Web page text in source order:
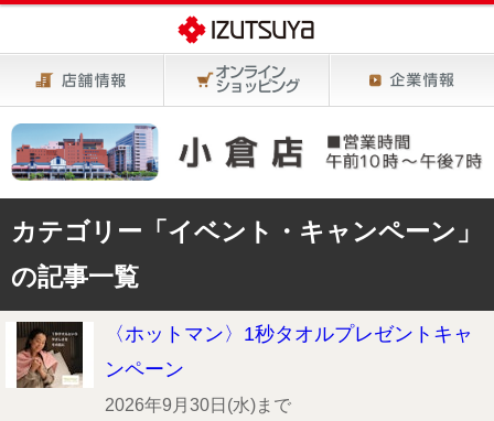
カテゴリー「イベント・キャンペーン」
の記事一覧
〈ホットマン〉1秒タオルプレゼントキャ
ンペーン
2026年9月30日(水)まで